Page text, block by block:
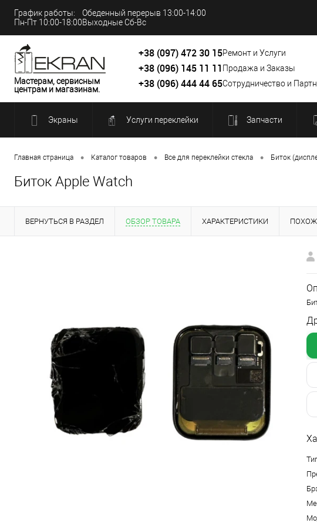
График работы:
Пн-Пт 10:00-18:00
Обеденный перерыв 13:00-14:00
Выходные Сб-Вс
Мастерам, сервисным
центрам и магазинам.
+38 (097) 472 30 15Ремонт и Услуги
+38 (096) 145 11 11 Продажа и Заказы
+38 (096) 444 44 65Сотрудничество и
Экраны Услуги переклейки Запчасти
Главная страница • Каталог товаров • Все для переклейки стекла • Биток
Биток Apple Watch
ВЕРНУТЬСЯ В РАЗДЕЛ ОБЗОР ТОВАРА ХАРАКТЕРИСТИКИ